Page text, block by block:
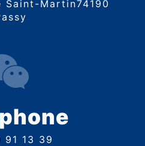
91 13 39